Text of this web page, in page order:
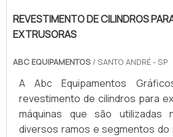
REVESTIMENTO DE CILINDROS
EXTRUSORAS
ABC EQUIPAMENTOS / SANTO ANDRÉ - SP
A Abc Equipamentos
revestimento de cilindros para
máquinas que são utilizadas
diversos ramos e segmentos do